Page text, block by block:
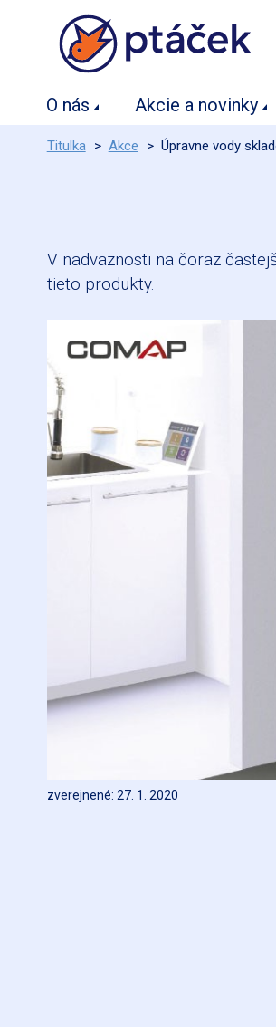
O nás Akcie a novinky
Titulka > Akce > Úpravne vody
V nadväznosti na čoraz
tieto produkty.
zverejnené: 27. 1. 2020